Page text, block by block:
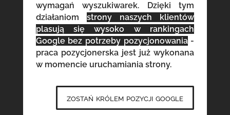
wymagań wyszukiwarek. Dzięki tym
działaniom strony naszych klientów
plasują się wysoko w rankingach
Google bez potrzeby pozycjonowania-
praca pozycjonerska jest już wykonana
w momencie uruchamiania strony.
zostań królem pozycji google